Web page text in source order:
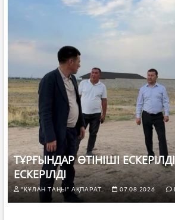
ТҰРҒЫНДАР ӨТІНІШІ
ЕСКЕРІЛДІ
"ҚҰЛАН ТАҢЫ" АҚПАРАТ. 07.08.2026